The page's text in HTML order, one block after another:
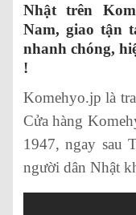
Nhật trên
Nam, giao tận
nhanh chóng,
!
Komehyo.jp là
Cửa hàng
1947, ngay sau
người dân Nhật